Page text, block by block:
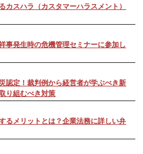
カスハラ（カスタマーハラスメント）
事発生時の危機管理セミナーに参加し
認定！裁判例から経営者が学ぶべき新
り組むべき対策
るメリットとは？企業法務に詳しい弁